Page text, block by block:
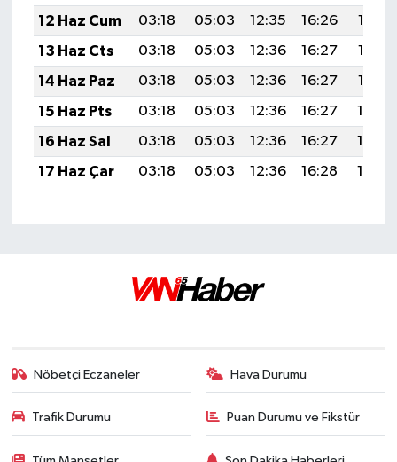
12 Haz Cum
03:18 05:03 12:35 16:26
19:57
13 Haz Cts
03:18 05:03 12:36 16:27
19:58
14 Haz Paz
03:18 05:03 12:36 16:27
19:58
15 Haz Pts
03:18 05:03 12:36 16:27
19:59
16 Haz Sal
03:18 05:03 12:36 16:27
19:59
17 Haz Çar
03:18 05:03 12:36 16:28 19:59
Nöbetçi Eczaneler Hava Durumu
Trafik Durumu Puan Durumu ve Fikstür